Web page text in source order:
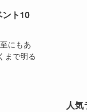
ト10
にもあ
まで明る
人気